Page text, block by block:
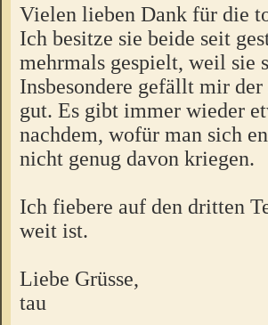
Vielen lieben Dank für die
Ich besitze sie beide seit
mehrmals gespielt, weil sie
Insbesondere gefällt mir
gut. Es gibt immer wieder
nachdem, wofür man sich
nicht genug davon kriegen.
Ich fiebere auf den dritten
weit ist.
Liebe Grüsse,
tau